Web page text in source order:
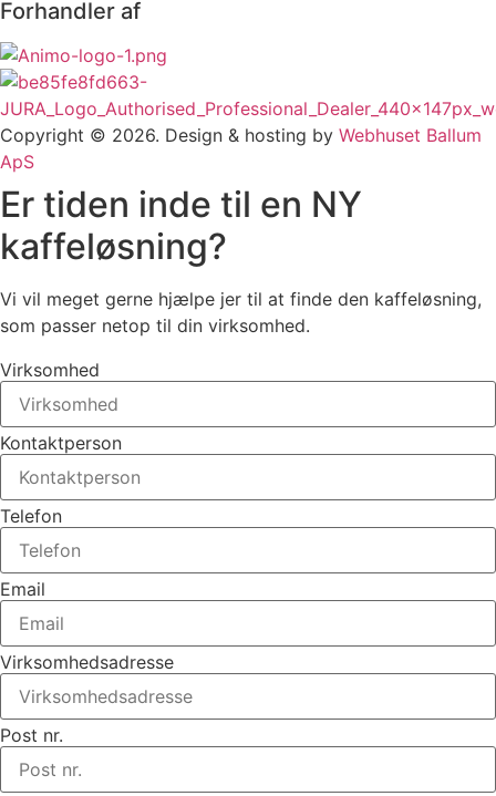
Forhandler af
Copyright © 2026. Design & hosting by Webhuset Ballum
ApS
Er tiden inde til en NY
kaffeløsning?
Vi vil meget gerne hjælpe jer til at finde den kaffeløsning,
som passer netop til din virksomhed.
Virksomhed
Kontaktperson
Telefon
Email
Virksomhedsadresse
Post nr.